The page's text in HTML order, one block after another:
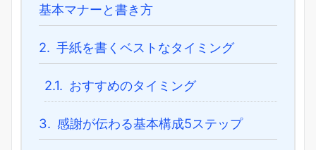
基本マナーと書き方
2. 手紙を書くベストなタイミング
2.1. おすすめのタイミング
3. 感謝が伝わる基本構成5ステップ